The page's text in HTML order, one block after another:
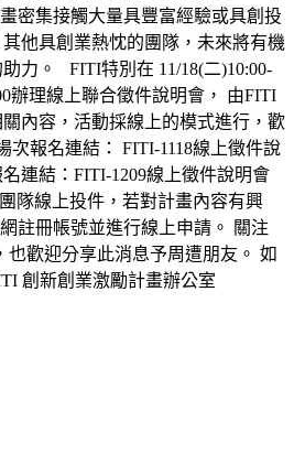
密集接觸大量具豐富經驗或具創投
他具創業熱忱的團隊，未來將有機
力。 FITI特別在 11/18(二)10:00-
辦理線上聯合徵件說明會， 由FITI
內容，活動採線上的模式進行，歡
次報名連結： FITI-1118線上徵件說
連結：FITI-1209線上徵件說明會
隊線上投件，若對計畫內容有興
註冊帳號並進行線上申請。 關注
也歡迎分享此消息予周遭朋友。 如
創新創業激勵計畫辦公室